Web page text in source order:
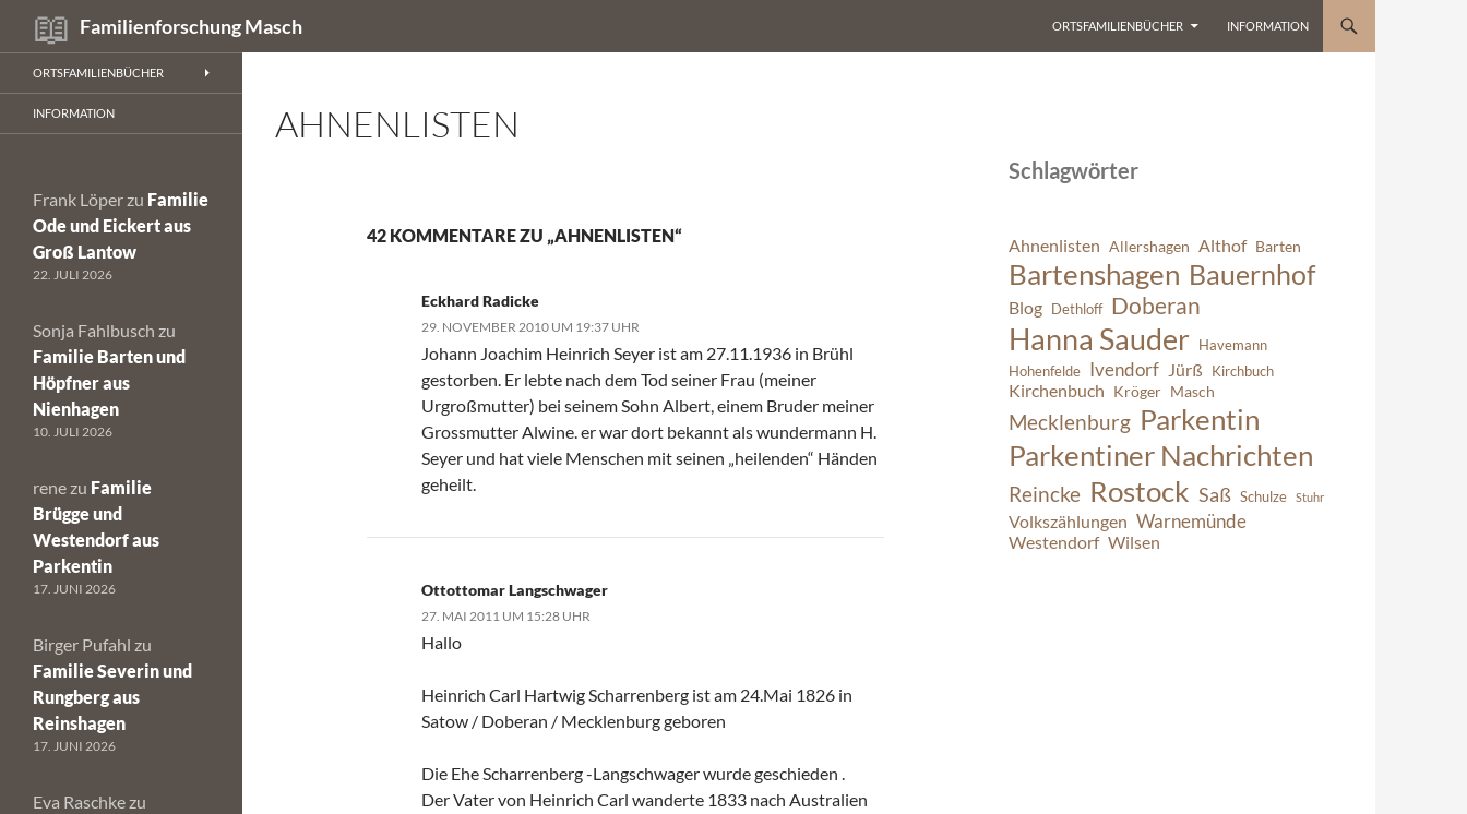
Inhalt
springen
Familienforschung Masch
Suchen
ORTSFAMILIENBÜCHER INFORMATION
AHNENLISTEN
42 KOMMENTARE ZU „AHNENLISTEN“
Eckhard Radicke
29. NOVEMBER 2010 UM 19:37 UHR
Johann Joachim Heinrich Seyer ist am 27.11.1936 in Brühl
gestorben. Er lebte nach dem Tod seiner Frau (meiner
Urgroßmutter) bei seinem Sohn Albert, einem Bruder meiner
Grossmutter Alwine. er war dort bekannt als wundermann H.
Seyer und hat viele Menschen mit seinen „heilenden“ Händen
geheilt.
Ottottomar Langschwager
27. MAI 2011 UM 15:28 UHR
Hallo
Heinrich Carl Hartwig Scharrenberg ist am 24.Mai 1826 in
Satow / Doberan / Mecklenburg geboren
Die Ehe Scharrenberg -Langschwager wurde geschieden .
Der Vater von Heinrich Carl wanderte 1833 nach Australien
Schlagwörter
Ahnenlisten Allershagen Althof Barten
Bartenshagen Bauernhof
Blog Dethloff Doberan
Hanna Sauder
Havemann
Hohenfelde Ivendorf Jürß Kirchbuch
Kirchenbuch Kröger Masch
Mecklenburg Parkentin
Parkentiner Nachrichten
Reincke Rostock Saß Schulze Stuhr
Volkszählungen Warnemünde
Westendorf Wilsen
ORTSFAMILIENBÜCHER
INFORMATION
Frank Löper zu Familie
Ode und Eickert aus
Groß Lantow
22. JULI 2026
Sonja Fahlbusch zu
Familie Barten und
Höpfner aus
Nienhagen
10. JULI 2026
rene zu Familie
Brügge und
Westendorf aus
Parkentin
17. JUNI 2026
Birger Pufahl zu
Familie Severin und
Rungberg aus
Reinshagen
17. JUNI 2026
Eva Raschke zu